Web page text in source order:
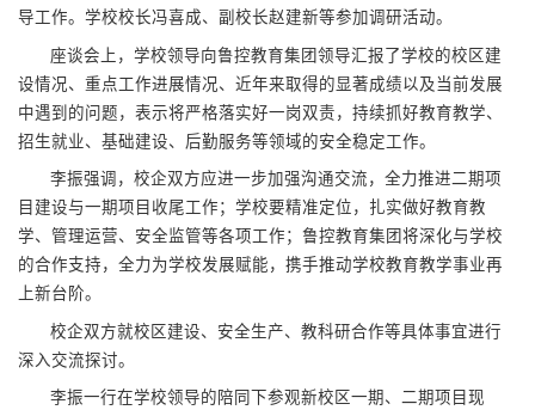
导工作。学校校长冯喜成、副校长赵建新等参加调研活动。
座谈会上，学校领导向鲁控教育集团领导汇报了学校的校区建
设情况、重点工作进展情况、近年来取得的显著成绩以及当前发展
中遇到的问题，表示将严格落实好一岗双责，持续抓好教育教学、
招生就业、基础建设、后勤服务等领域的安全稳定工作。
李振强调，校企双方应进一步加强沟通交流，全力推进二期项
目建设与一期项目收尾工作；学校要精准定位，扎实做好教育教
学、管理运营、安全监管等各项工作；鲁控教育集团将深化与学校
的合作支持，全力为学校发展赋能，携手推动学校教育教学事业再
上新台阶。
校企双方就校区建设、安全生产、教科研合作等具体事宜进行
深入交流探讨。
李振一行在学校领导的陪同下参观新校区一期、二期项目现